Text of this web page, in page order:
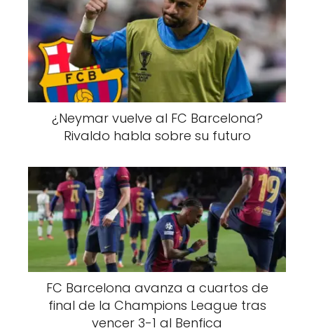
¿Neymar vuelve al FC Barcelona?
Rivaldo habla sobre su futuro
FC Barcelona avanza a cuartos de
final de la Champions League tras
vencer 3-1 al Benfica